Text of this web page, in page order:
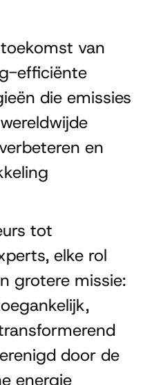
van
efficiënte
die emissies
en
tot
elke rol
grotere missie:
door de
energie